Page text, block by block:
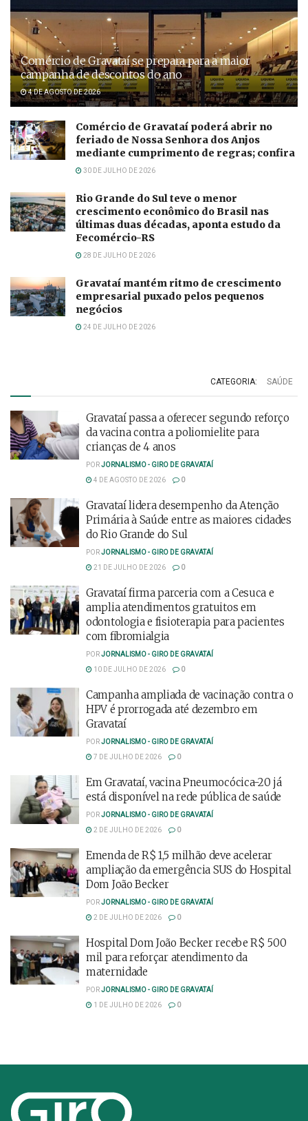
Comércio de Gravataí se prepara para a maior
campanha de descontos do ano
4 DE AGOSTO DE 2026
Comércio de Gravataí poderá abrir no
feriado de Nossa Senhora dos Anjos
mediante cumprimento de regras; confira
30 DE JULHO DE 2026
Rio Grande do Sul teve o menor
crescimento econômico do Brasil nas
últimas duas décadas, aponta estudo da
Fecomércio-RS
28 DE JULHO DE 2026
Gravataí mantém ritmo de crescimento
empresarial puxado pelos pequenos
negócios
24 DE JULHO DE 2026
CATEGORIA: SAÚDE
Gravataí passa a oferecer segundo reforço
da vacina contra a poliomielite para
crianças de 4 anos
PORJORNALISMO - GIRO DE GRAVATAÍ
4 DE AGOSTO DE 2026
0
Gravataí lidera desempenho da Atenção
Primária à Saúde entre as maiores cidades
do Rio Grande do Sul
PORJORNALISMO - GIRO DE GRAVATAÍ
21 DE JULHO DE 2026
0
Gravataí firma parceria com a Cesuca e
amplia atendimentos gratuitos em
odontologia e fisioterapia para pacientes
com fibromialgia
PORJORNALISMO - GIRO DE GRAVATAÍ
10 DE JULHO DE 2026
0
Campanha ampliada de vacinação contra o
HPV é prorrogada até dezembro em
Gravataí
PORJORNALISMO - GIRO DE GRAVATAÍ
7 DE JULHO DE 2026
0
Em Gravataí, vacina Pneumocócica-20 já
está disponível na rede pública de saúde
PORJORNALISMO - GIRO DE GRAVATAÍ
2 DE JULHO DE 2026
0
Emenda de R$ 1,5 milhão deve acelerar
ampliação da emergência SUS do Hospital
Dom João Becker
PORJORNALISMO - GIRO DE GRAVATAÍ
2 DE JULHO DE 2026
0
Hospital Dom João Becker recebe R$ 500
mil para reforçar atendimento da
maternidade
PORJORNALISMO - GIRO DE GRAVATAÍ
1 DE JULHO DE 2026
0